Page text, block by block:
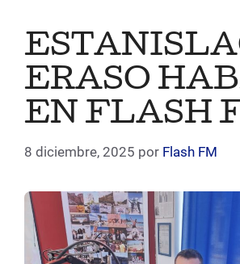
ERASO
EN FLASH
8 diciembre, 2025 por Flash FM